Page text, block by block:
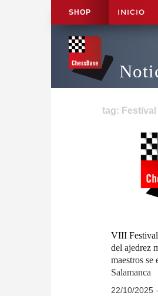
SHOP INICIO
tag: Festival
VIII
del ajedrez
maestros se
Salamanca
22/10/2025